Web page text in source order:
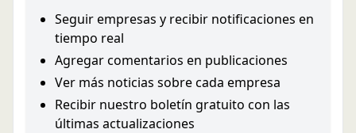
Seguir empresas y recibir notificaciones en
tiempo real
Agregar comentarios en publicaciones
Ver más noticias sobre cada empresa
Recibir nuestro boletín gratuito con las
últimas actualizaciones